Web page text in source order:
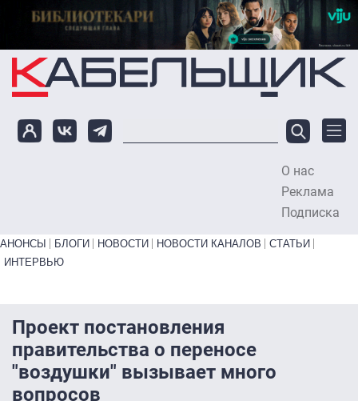
Перейти к основному содержанию
О нас
Реклама
Подписка
Primary links bottom
АНОНСЫ БЛОГИ НОВОСТИ НОВОСТИ КАНАЛОВ
СТАТЬИ
ИНТЕРВЬЮ
Проект постановления
правительства о переносе
"воздушки" вызывает много
вопросов